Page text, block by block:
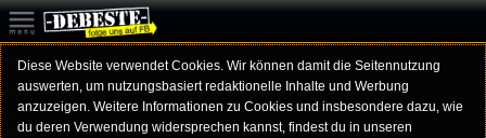
Diese Website verwendet Cookies. Wir können damit die Seitennutzung
auswerten, um nutzungsbasiert redaktionelle Inhalte und Werbung
anzuzeigen. Weitere Informationen zu Cookies und insbesondere dazu, wie
du deren Verwendung widersprechen kannst, findest du in unseren